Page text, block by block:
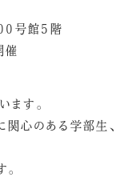
号館5階
催
ます。
心のある学部生、